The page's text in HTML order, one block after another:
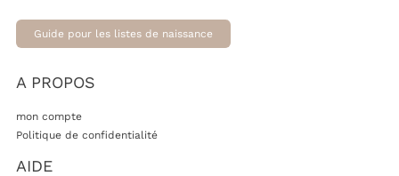
Guide pour les listes de naissance
A PROPOS
mon compte
Politique de confidentialité
AIDE